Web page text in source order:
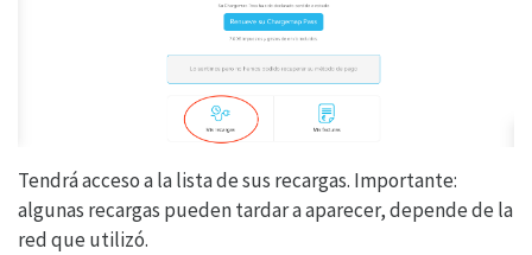
Tendrá acceso a la lista de sus recargas. Importante:
algunas recargas pueden tardar a aparecer, depende de la
red que utilizó.